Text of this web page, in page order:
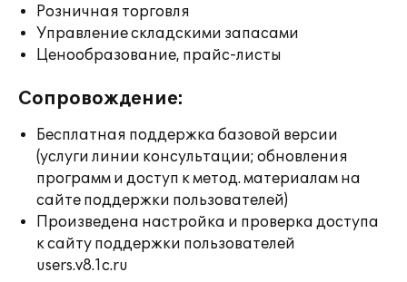
Розничная торговля
Управление складскими запасами
Ценообразование, прайс-листы
Сопровождение:
Бесплатная поддержка базовой версии
(услуги линии консультации; обновления
программ и доступ к метод. материалам на
сайте поддержки пользователей)
Произведена настройка и проверка доступа
к сайту поддержки пользователей
users.v8.1c.ru